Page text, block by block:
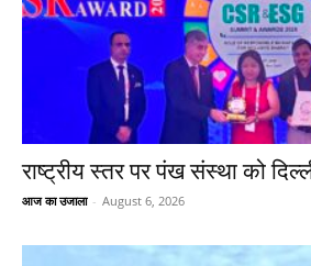
राष्ट्रीय स्तर पर पंख संस्था को
आज का उजाला - August 6, 2026